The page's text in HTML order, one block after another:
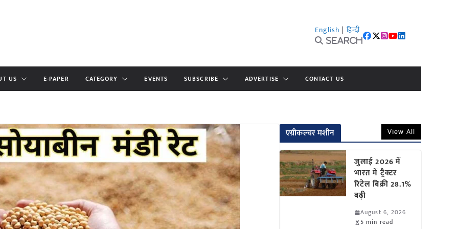
English | हिन्दी
Search
US E-PAPER CATEGORY EVENTS SUBSCRIBE ADVERTISE CONTACT US
एग्रीकल्चर मशीन View All
जुलाई 2026 में
भारत में ट्रैक्टर
रिटेल बिक्री 28.1%
बढ़ी
August 6, 2026
5 min read